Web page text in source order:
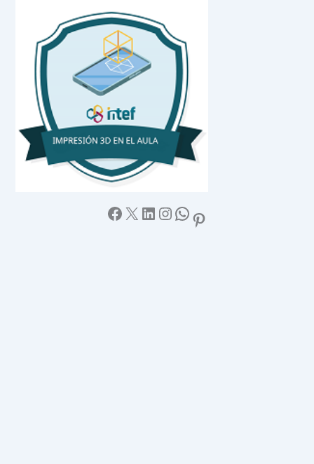
Facebook X LinkedIn Instagram WhatsApp Pinterest